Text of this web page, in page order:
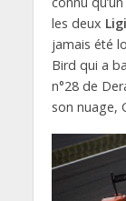
les deux
jamais été
Bird qui a
n°28 de
son nuage,